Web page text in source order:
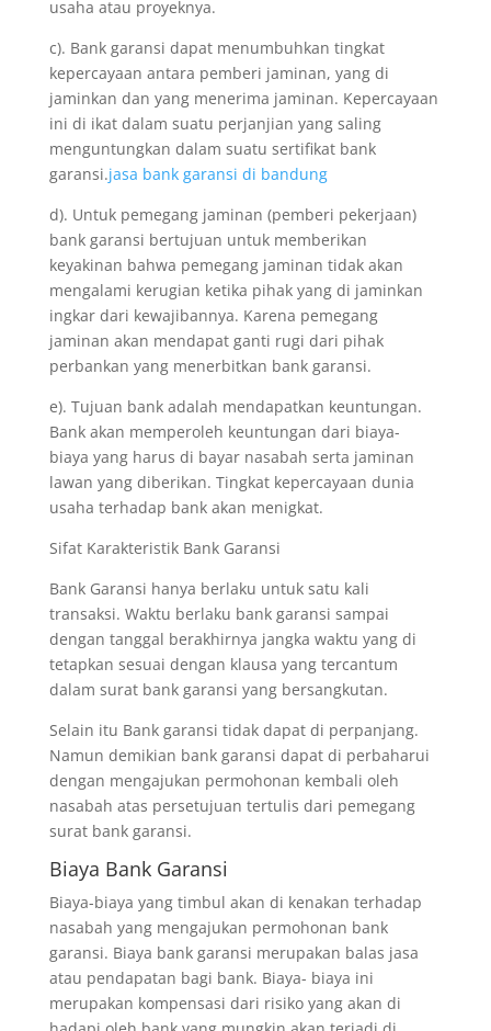
usaha atau proyeknya.
c). Bank garansi dapat menumbuhkan tingkat
kepercayaan antara pemberi jaminan, yang di
jaminkan dan yang menerima jaminan. Kepercayaan
ini di ikat dalam suatu perjanjian yang saling
menguntungkan dalam suatu sertifikat bank
garansi.jasa bank garansi di bandung
d). Untuk pemegang jaminan (pemberi pekerjaan)
bank garansi bertujuan untuk memberikan
keyakinan bahwa pemegang jaminan tidak akan
mengalami kerugian ketika pihak yang di jaminkan
ingkar dari kewajibannya. Karena pemegang
jaminan akan mendapat ganti rugi dari pihak
perbankan yang menerbitkan bank garansi.
e). Tujuan bank adalah mendapatkan keuntungan.
Bank akan memperoleh keuntungan dari biaya-
biaya yang harus di bayar nasabah serta jaminan
lawan yang diberikan. Tingkat kepercayaan dunia
usaha terhadap bank akan menigkat.
Sifat Karakteristik Bank Garansi
Bank Garansi hanya berlaku untuk satu kali
transaksi. Waktu berlaku bank garansi sampai
dengan tanggal berakhirnya jangka waktu yang di
tetapkan sesuai dengan klausa yang tercantum
dalam surat bank garansi yang bersangkutan.
Selain itu Bank garansi tidak dapat di perpanjang.
Namun demikian bank garansi dapat di perbaharui
dengan mengajukan permohonan kembali oleh
nasabah atas persetujuan tertulis dari pemegang
surat bank garansi.
Biaya Bank Garansi
Biaya-biaya yang timbul akan di kenakan terhadap
nasabah yang mengajukan permohonan bank
garansi. Biaya bank garansi merupakan balas jasa
atau pendapatan bagi bank. Biaya- biaya ini
merupakan kompensasi dari risiko yang akan di